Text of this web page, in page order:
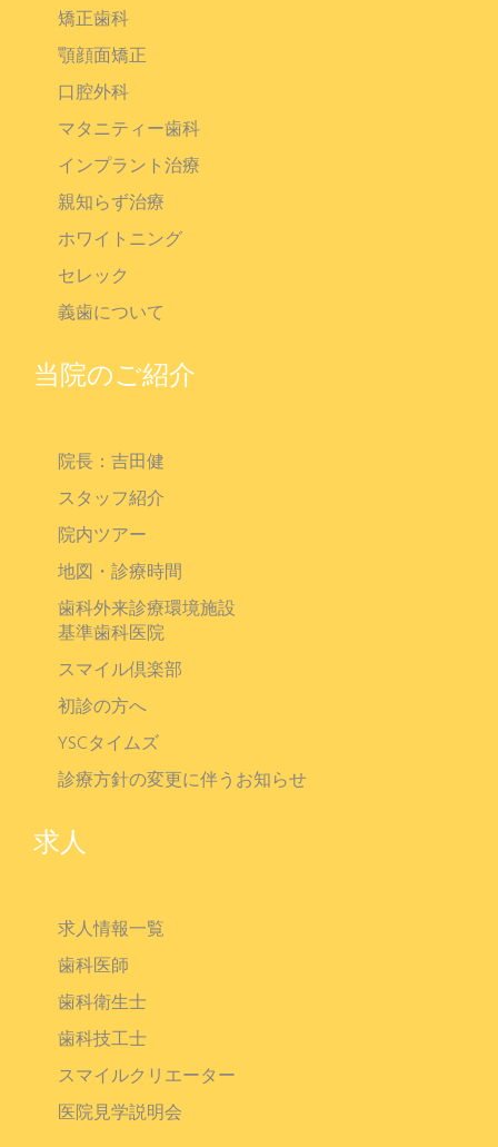
矯正歯科
顎顔面矯正
口腔外科
マタニティー歯科
インプラント治療
親知らず治療
ホワイトニング
セレック
義歯について
当院のご紹介
院長：吉田健
スタッフ紹介
院内ツアー
地図・診療時間
歯科外来診療環境施設
基準歯科医院
スマイル倶楽部
初診の方へ
YSCタイムズ
診療方針の変更に伴うお知らせ
求人
求人情報一覧
歯科医師
歯科衛生士
歯科技工士
スマイルクリエーター
医院見学説明会